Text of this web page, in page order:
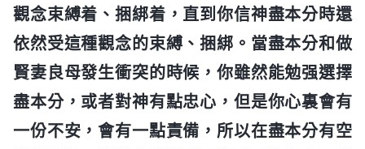
觀念束縛着、捆綁着，直到你信神盡本分時還
依然受這種觀念的束縛、捆綁。當盡本分和做
賢妻良母發生衝突的時候，你雖然能勉强選擇
盡本分，或者對神有點忠心，但是你心裏會有
一份不安，會有一點責備，所以在盡本分有空